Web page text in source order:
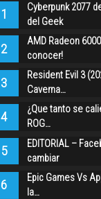
1
Cyberpunk 2077
del Geek
2
AMD Radeon
conocer!
3
Resident Evil 3
Caverna…
4
¿Que tanto se
ROG…
5
EDITORIAL –
cambiar
6
Epic Games Vs
la…